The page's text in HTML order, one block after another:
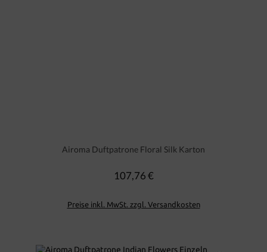
Airoma Duftpatrone Floral Silk Karton
Regulärer Preis:
107,76 €
Preise inkl. MwSt. zzgl. Versandkosten